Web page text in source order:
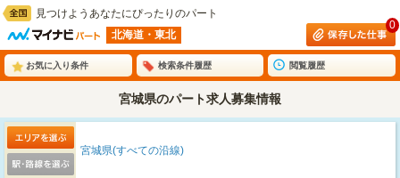
見つけようあなたにぴったりのパート
北海道・東北
0
お気に入り条件 検索条件履歴 閲覧履歴
宮城県のパート求人募集情報
宮城県(すべての沿線)